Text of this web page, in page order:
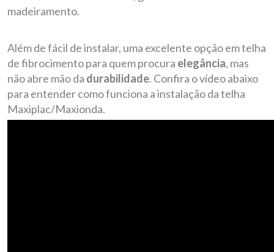
madeiramento.
Além de fácil de instalar, uma excelente opção em telha
de fibrocimento para quem procura elegância, mas
não abre mão da durabilidade. Confira o vídeo abaixo
para entender como funciona a instalação da telha
Maxiplac/Maxionda.